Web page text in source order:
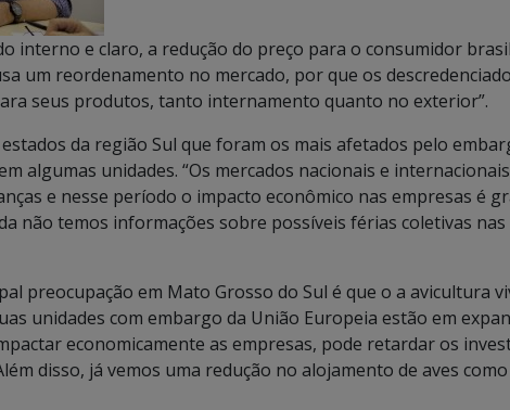
interno e claro, a redução do preço para o consumidor
um reordenamento no mercado, por que os
seus produtos, tanto internamento quanto no exterior”.
da região Sul que foram os mais afetados pelo
algumas unidades. “Os mercados nacionais e
e nesse período o impacto econômico nas empresas é
não temos informações sobre possíveis férias coletivas nas
preocupação em Mato Grosso do Sul é que o a avicultura
unidades com embargo da União Europeia estão em
economicamente as empresas, pode retardar os
disso, já vemos uma redução no alojamento de aves como